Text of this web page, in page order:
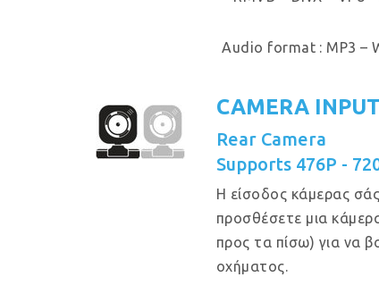
Audio format : MP3 –
CAMERA INPUT
Rear Camera
Supports 476P -
Η είσοδος κάμερας
προσθέσετε μια
προς τα πίσω) για να
οχήματος.